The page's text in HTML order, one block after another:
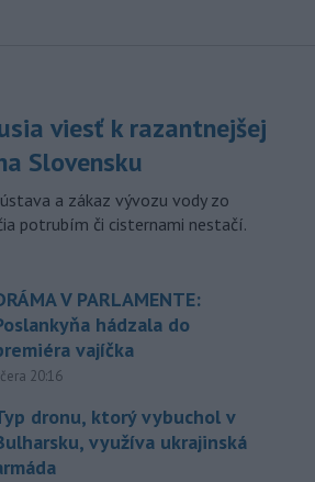
viesť k razantnejšej
Slovensku
a zákaz vývozu vody zo
potrubím či cisternami nestačí.
V PARLAMENTE:
hádzala do
vajíčka
20:16
dronu, ktorý vybuchol v
využíva ukrajinská